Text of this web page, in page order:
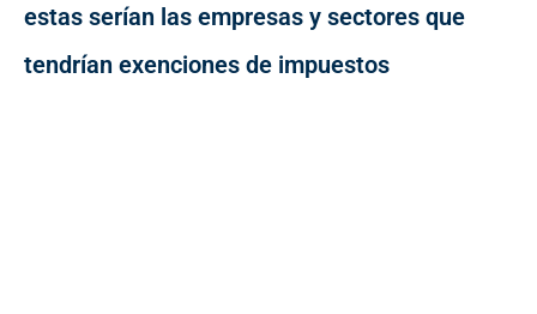
estas serían las empresas y sectores que
tendrían exenciones de impuestos